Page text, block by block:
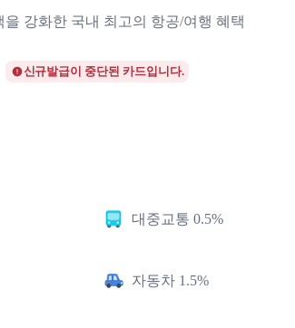
을 강화한 국내 최고의 항공/여행 혜택
신규발급이 중단된 카드입니다.
대중교통 0.5%
자동차 1.5%